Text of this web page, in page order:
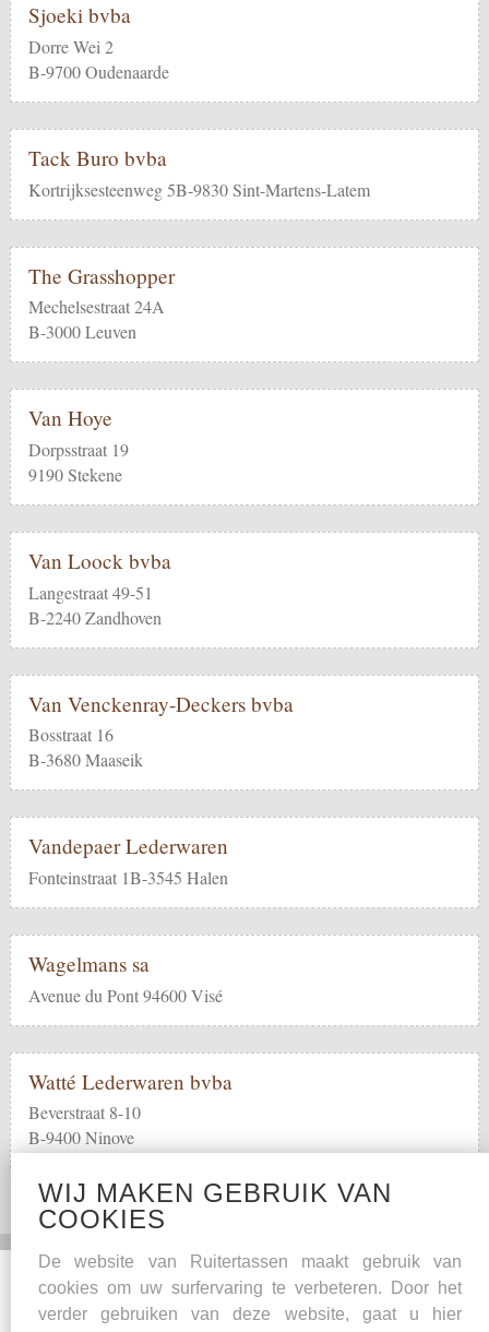
Sjoeki bvba
Dorre Wei 2
B-9700 Oudenaarde
Tack Buro bvba
Kortrijksesteenweg 5B-9830 Sint-Martens-Latem
The Grasshopper
Mechelsestraat 24A
B-3000 Leuven
Van Hoye
Dorpsstraat 19
9190 Stekene
Van Loock bvba
Langestraat 49-51
B-2240 Zandhoven
Van Venckenray-Deckers bvba
Bosstraat 16
B-3680 Maaseik
Vandepaer Lederwaren
Fonteinstraat 1B-3545 Halen
Wagelmans sa
Avenue du Pont 94600 Visé
Watté Lederwaren bvba
Beverstraat 8-10
B-9400 Ninove
Social Media
Facebook
Overige
Onderhoudstips
WIJ MAKEN GEBRUIK VAN
COOKIES
De website van Ruitertassen maakt gebruik van
cookies om uw surfervaring te verbeteren. Door het
verder gebruiken van deze website, gaat u hier